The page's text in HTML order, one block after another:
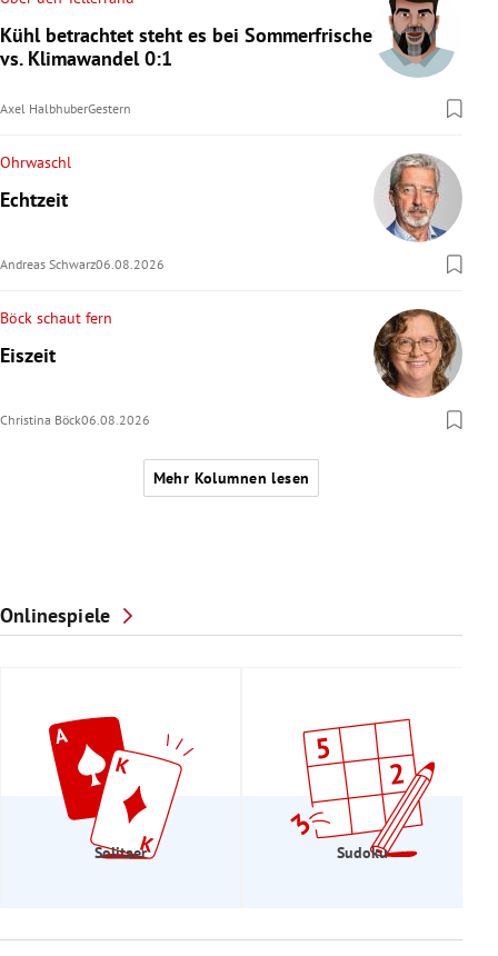
Kühl betrachtet steht es bei Sommerfrische
vs. Klimawandel 0:1
Axel HalbhuberGestern
Ohrwaschl
Echtzeit
Andreas Schwarz06.08.2026
Böck schaut fern
Eiszeit
Christina Böck06.08.2026
Mehr Kolumnen lesen
Onlinespiele
Solitaer Sudoku